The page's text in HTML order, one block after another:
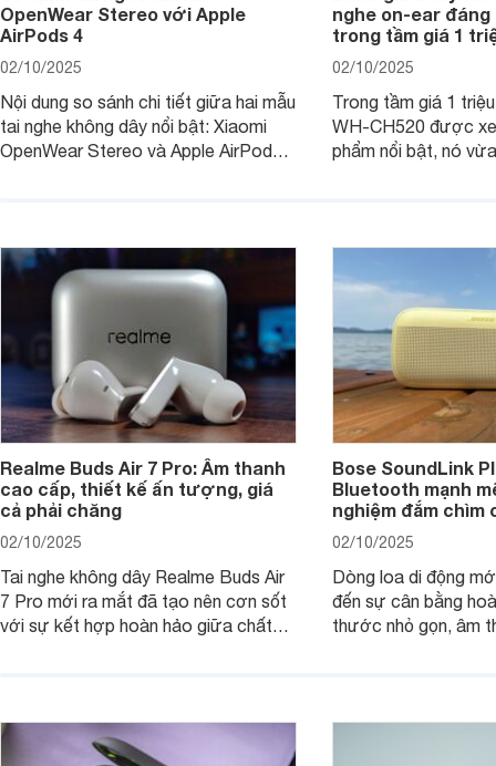
OpenWear Stereo với Apple
AirPods 4
02/10/2025
Nội dung so sánh chi tiết giữa hai mẫu
tai nghe không dây nổi bật: Xiaomi
OpenWear Stereo và Apple AirPods 4
phẩm chất lượng cao, nhưng hướng
tới đối tượng khách hàng khác nhau.
nghe on-ear đáng
trong tầm giá 1
02/10/2025
Trong tầm giá 1
WH-CH520 được
phẩm nổi bật, nó
Realme Buds Air 7 Pro: Âm thanh
cao cấp, thiết kế ấn tượng, giá
cả phải chăng
02/10/2025
Tai nghe không dây Realme Buds Air
7 Pro mới ra mắt đã tạo nên cơn sốt
với sự kết hợp hoàn hảo giữa chất
Bose SoundLink
Bluetooth mạnh
nghiệm đắm chìm
02/10/2025
Dòng loa di động
đến sự cân bằng
thước nhỏ gọn, âm